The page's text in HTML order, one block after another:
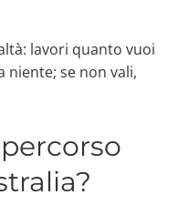
lavori quanto vuoi
niente; se non vali,